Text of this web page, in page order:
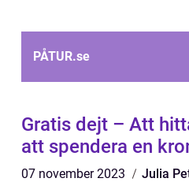
PÅTUR.se
Gratis dejt – Att
att spendera en
07 november 2023 Julia